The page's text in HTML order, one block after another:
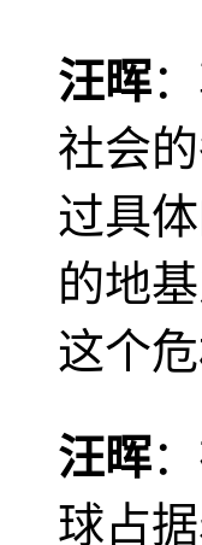
汪晖
社会
过具
的地
这个
汪晖
球占